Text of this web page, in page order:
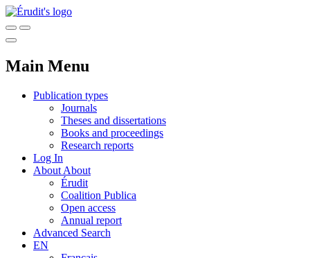
Main Menu
Publication types
Journals
Theses and dissertations
Books and proceedings
Research reports
Log In
About About
Érudit
Coalition Publica
Open access
Annual report
Advanced Search
EN